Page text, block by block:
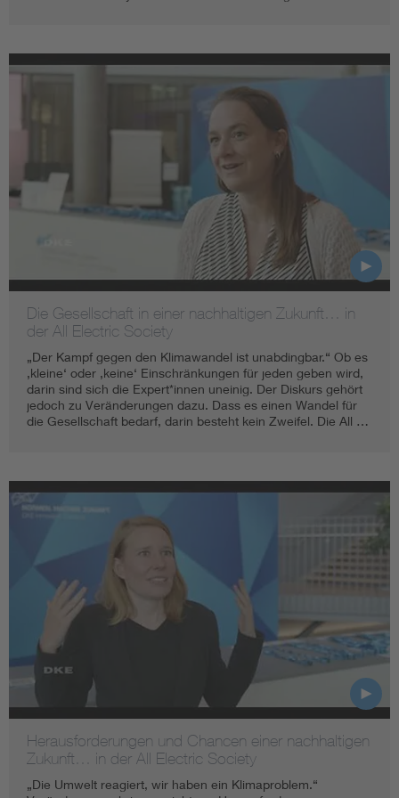
Die Gesellschaft in einer nachhaltigen Zukunft… in
der All Electric Society
„Der Kampf gegen den Klimawandel ist unabdingbar.“ Ob es
‚kleine‘ oder ‚keine‘ Einschränkungen für jeden geben wird,
darin sind sich die Expert*innen uneinig. Der Diskurs gehört
jedoch zu Veränderungen dazu. Dass es einen Wandel für
die Gesellschaft bedarf, darin besteht kein Zweifel. Die All …
Herausforderungen und Chancen einer nachhaltigen
Zukunft… in der All Electric Society
„Die Umwelt reagiert, wir haben ein Klimaproblem.“